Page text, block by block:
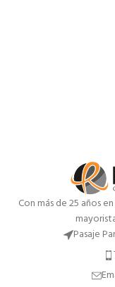
Con más de 25 años
Pasaje